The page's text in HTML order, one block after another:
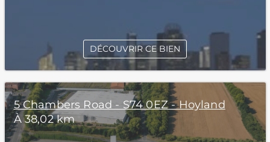
DÉCOUVRIR CE BIEN
5 Chambers Road - S74 0EZ - Hoyland
À 38,02 km